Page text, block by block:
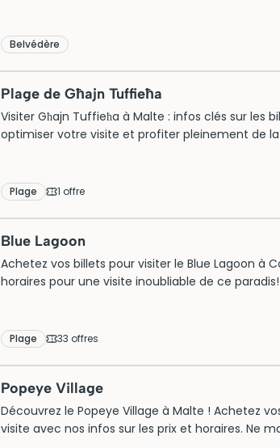
Belvédère
Plage de Għajn Tuffieħa
Visiter Għajn Tuffieħa à Malte : infos clés sur les
optimiser votre visite et profiter pleinement de la
Plage 1 offre
Blue Lagoon
Achetez vos billets pour visiter le Blue Lagoon à
horaires pour une visite inoubliable de ce paradis!
Plage 33 offres
Popeye Village
Découvrez le Popeye Village à Malte ! Achetez
visite avec nos infos sur les prix et horaires. Ne